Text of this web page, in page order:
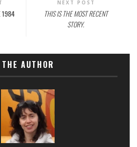
1984
NEXT POST
THIS IS THE MOST RECENT
STORY.
THE AUTHOR